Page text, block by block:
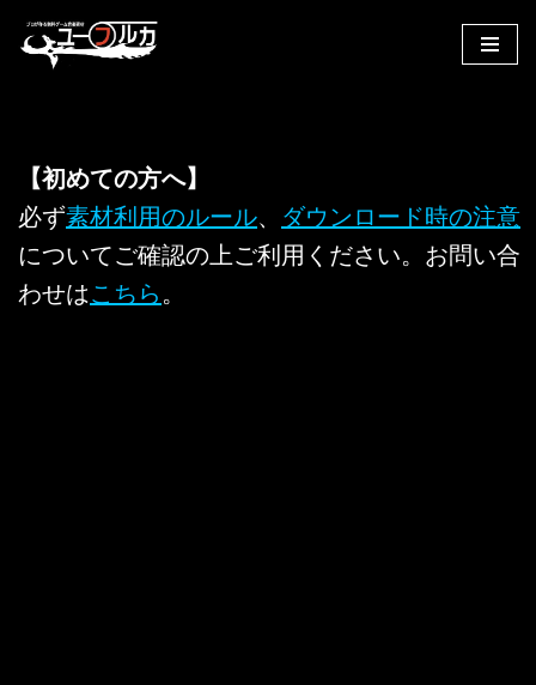
へ
キ
ッ
【初めての方へ】
必ず素材利用のルール、 ダウンロード時の注意
についてご確認の上ご利用ください。お問い合
わせはこちら 。